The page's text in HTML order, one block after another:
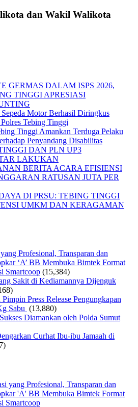
dan Wakil Walikota
GERMAS DALAM ISPS 2026,
TINGGI APRESIASI
Sepeda Motor Berhasil Diringkus
Tebing Tinggi
Tinggi Amankan Terduga Pelaku
Penyandang Disabilitas
DAN PLN UP3
LAKUKAN
BERITA ACARA EFISIENSI
RATUSAN JUTA PER
DI PRSU: TEBING TINGGI
UMKM DAN KERAGAMAN
Profesional, Transparan dan
‘A’ BB Membuka Bimtek Format
Smartcoop (15,384)
Sakit di Kediamannya Dijenguk
Press Release Pengungkapan
Sabu (13,880)
Diamankan oleh Polda Sumut
Curhat Ibu-ibu Jamaah di